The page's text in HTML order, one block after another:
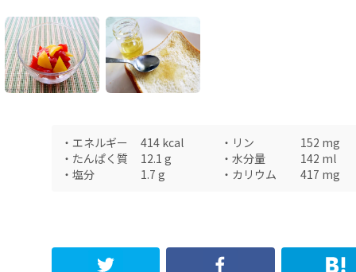
・ エネルギー 414 kcal ・ リン 152 mg
・ たんぱく質 12.1 g ・ 水分量 142 ml
・ 塩分 1.7 g ・ カリウム 417 mg